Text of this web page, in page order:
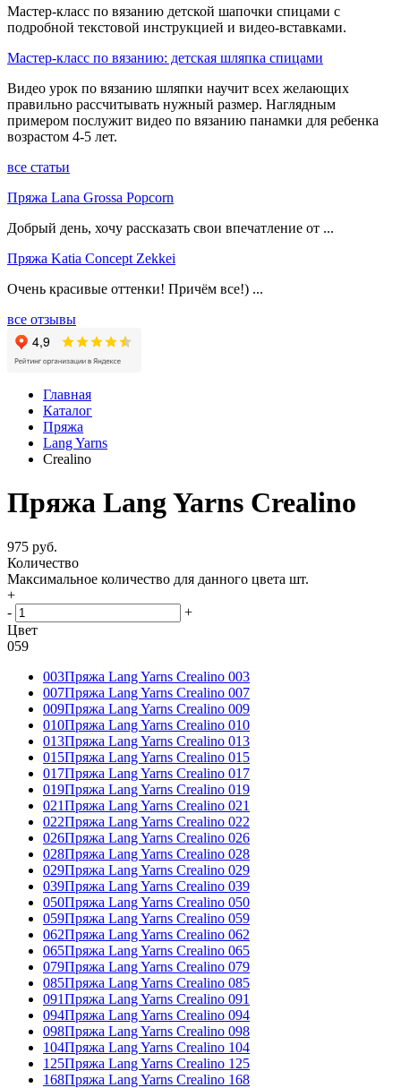
Мастер-класс по вязанию детской шапочки спицами с
подробной текстовой инструкцией и видео-вставками.
Мастер-класс по вязанию: детская шляпка спицами
Видео урок по вязанию шляпки научит всех желающих
правильно рассчитывать нужный размер. Наглядным
примером послужит видео по вязанию панамки для ребенка
возрастом 4-5 лет.
все статьи
Пряжа Lana Grossa Popcorn
Добрый день, хочу рассказать свои впечатление от ...
Пряжа Katia Concept Zekkei
Очень красивые оттенки! Причём все!) ...
все отзывы
Главная
Каталог
Пряжа
Lang Yarns
Crealino
Пряжа Lang Yarns Crealino
975 руб.
Количество
Максимальное количество для данного цвета шт.
+
-
+
Цвет
059
003Пряжа Lang Yarns Crealino 003
007Пряжа Lang Yarns Crealino 007
009Пряжа Lang Yarns Crealino 009
010Пряжа Lang Yarns Crealino 010
013Пряжа Lang Yarns Crealino 013
015Пряжа Lang Yarns Crealino 015
017Пряжа Lang Yarns Crealino 017
019Пряжа Lang Yarns Crealino 019
021Пряжа Lang Yarns Crealino 021
022Пряжа Lang Yarns Crealino 022
026Пряжа Lang Yarns Crealino 026
028Пряжа Lang Yarns Crealino 028
029Пряжа Lang Yarns Crealino 029
039Пряжа Lang Yarns Crealino 039
050Пряжа Lang Yarns Crealino 050
059Пряжа Lang Yarns Crealino 059
062Пряжа Lang Yarns Crealino 062
065Пряжа Lang Yarns Crealino 065
079Пряжа Lang Yarns Crealino 079
085Пряжа Lang Yarns Crealino 085
091Пряжа Lang Yarns Crealino 091
094Пряжа Lang Yarns Crealino 094
098Пряжа Lang Yarns Crealino 098
104Пряжа Lang Yarns Crealino 104
125Пряжа Lang Yarns Crealino 125
168Пряжа Lang Yarns Crealino 168